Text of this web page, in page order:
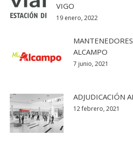
VIGO
19 enero, 2022
ALCAMPO
7 junio, 2021
ADJUDICACIÓN
12 febrero, 2021